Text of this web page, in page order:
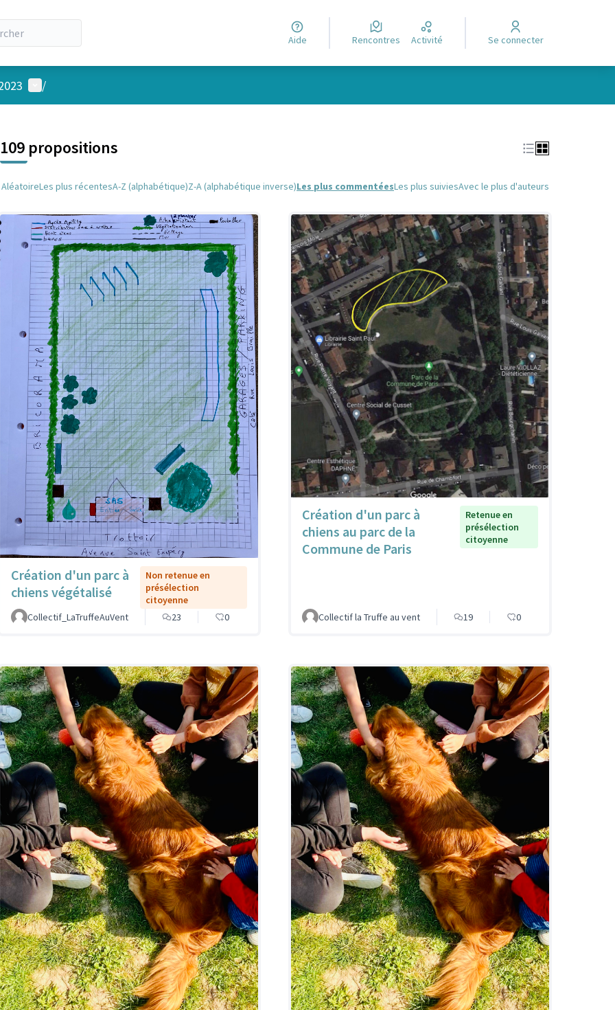
Aide Rencontres Activité Se connecter
Menu utilisateur
/
109 propositions
AléatoireLes plus récentesA-Z (alphabétique)Z-A (alphabétique inverse)Les plus commentéesLes plus suiviesAvec le plus d'auteurs
Création d'un parc à
chiens végétalisé
Non retenue en
présélection
citoyenne
Collectif_LaTruffeAuVent
23 0
Création d'un parc à
chiens au parc de la
Commune de Paris
Retenue en
présélection
citoyenne
Collectif la Truffe au vent 19 0